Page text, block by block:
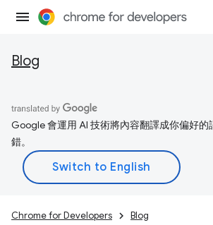
Blog
Google 會運用 AI 技術將內容翻譯成你偏好的
錯。
Chrome for Developers Blog